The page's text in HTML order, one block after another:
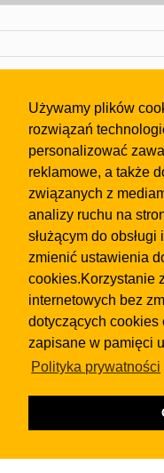
Używamy plików
rozwiązań
personalizować
reklamowe, a także
związanych z
analizy ruchu na
służącym do
zmienić ustawienia
cookies.Korzystanie
internetowych bez
dotyczących cookies
zapisane w pamięci
Polityka prywatności
© 2026Wydawnictwo NEON sp. z o.o.
KRAWCZYK s.c.) z siedzibą w